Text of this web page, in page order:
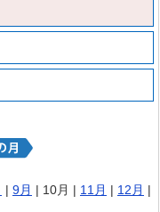
| 9月 | 10月 | 11月 | 12月 |